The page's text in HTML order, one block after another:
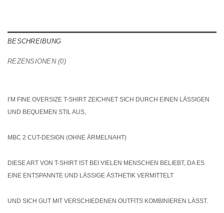
BESCHREIBUNG
REZENSIONEN (0)
I’M FINE OVERSIZE T-SHIRT ZEICHNET SICH DURCH EINEN LÄSSIGEN
UND BEQUEMEN STIL AUS,
MBC 2 CUT-DESIGN (OHNE ÄRMELNAHT)
DIESE ART VON T-SHIRT IST BEI VIELEN MENSCHEN BELIEBT, DA ES
EINE ENTSPANNTE UND LÄSSIGE ÄSTHETIK VERMITTELT
UND SICH GUT MIT VERSCHIEDENEN OUTFITS KOMBINIEREN LÄSST.